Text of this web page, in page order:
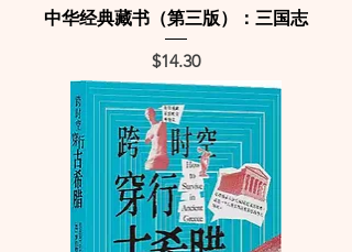
中华经典藏书（第三版）：三国志
Price
$14.30